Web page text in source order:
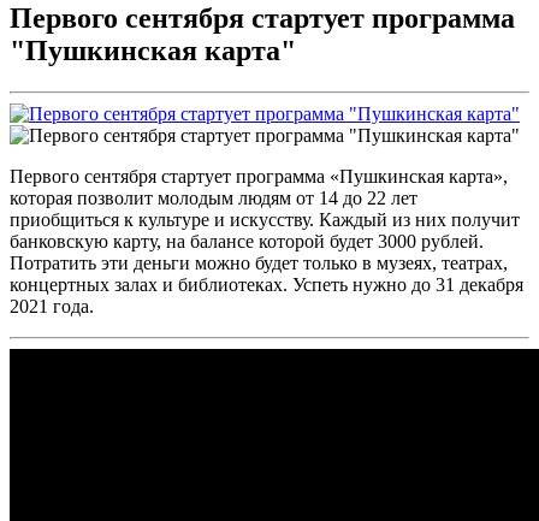
Первого сентября стартует программа
"Пушкинская карта"
Первого сентября стартует программа «Пушкинская карта»,
которая позволит молодым людям от 14 до 22 лет
приобщиться к культуре и искусству. Каждый из них получит
банковскую карту, на балансе которой будет 3000 рублей.
Потратить эти деньги можно будет только в музеях, театрах,
концертных залах и библиотеках. Успеть нужно до 31 декабря
2021 года.